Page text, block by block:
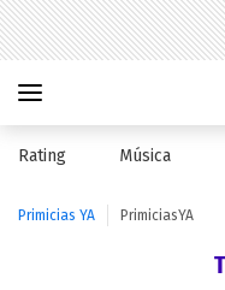
Rating Música
Primicias YA PrimiciasYA